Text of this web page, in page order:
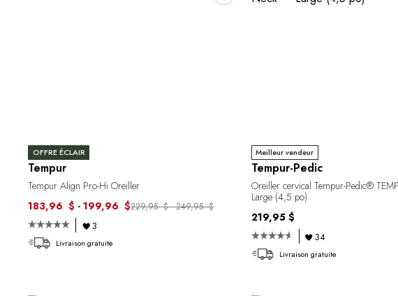
OFFRE ÉCLAIR
Tempur
Tempur Align Pro-Hi Oreiller
183,96 $ - 199,96 $229,95 $ - 249,95 $
3
Livraison gratuite
Meilleur vendeur
Tempur-Pedic
Oreiller cervical Tempur-Pedic®
Large (4,5 po)
219,95 $
34
Livraison gratuite